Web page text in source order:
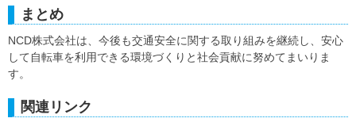
まとめ
NCD株式会社は、今後も交通安全に関する取り組みを継続し、安心
して自転車を利用できる環境づくりと社会貢献に努めてまいりま
す。
関連リンク